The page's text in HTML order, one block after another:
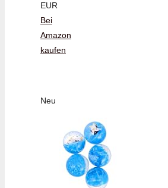
EUR
Bei
Amazon
kaufen
Neu